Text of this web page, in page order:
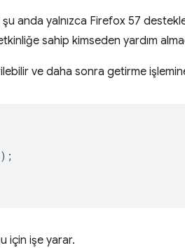
anda yalnızca Firefox 57
sahip kimseden yardım
ve daha sonra getirme
için işe yarar.